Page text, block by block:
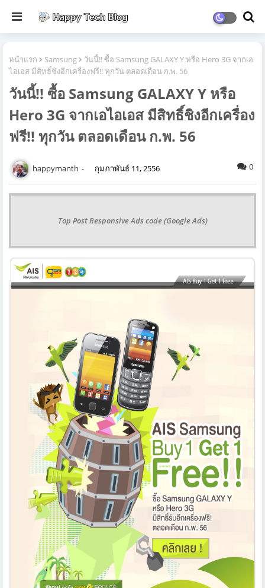
หน้าแรก Samsung
วันนี้!! ซื้อ Samsung GALAXY Y หรือ Hero 3G จากเอ
ไอเอส มีสิทธิ์ชิงอีกเครื่องฟรี!! ทุกวัน ตลอดเดือน ก.พ. 56
วันนี้!! ซื้อ Samsung GALAXY Y หรือ
Hero 3G จากเอไอเอส มีสิทธิ์ชิงอีกเครื่อง
ฟรี!! ทุกวัน ตลอดเดือน ก.พ. 56
happymanth กุมภาพันธ์ 11, 2556 0
Top Post Responsive Ads code (Google Ads)